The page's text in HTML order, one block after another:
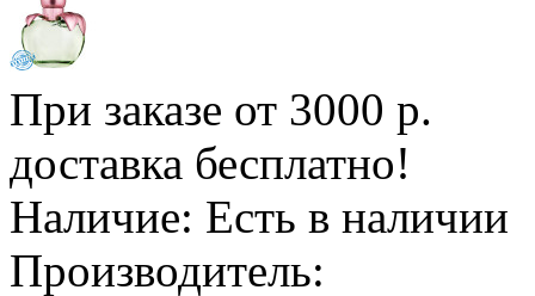
При заказе от 3000 р.
доставка бесплатно!
Наличие: Есть в наличии
Производитель: